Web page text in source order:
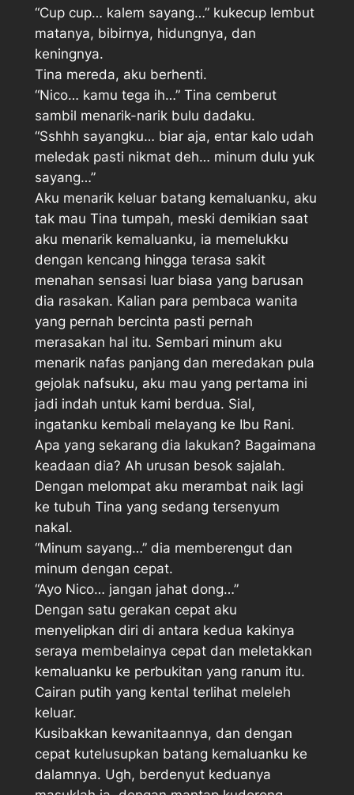
“Cup cup… kalem sayang…” kukecup lembut
matanya, bibirnya, hidungnya, dan
keningnya.
Tina mereda, aku berhenti.
“Nico… kamu tega ih…” Tina cemberut
sambil menarik-narik bulu dadaku.
“Sshhh sayangku… biar aja, entar kalo udah
meledak pasti nikmat deh… minum dulu yuk
sayang…”
Aku menarik keluar batang kemaluanku, aku
tak mau Tina tumpah, meski demikian saat
aku menarik kemaluanku, ia memelukku
dengan kencang hingga terasa sakit
menahan sensasi luar biasa yang barusan
dia rasakan. Kalian para pembaca wanita
yang pernah bercinta pasti pernah
merasakan hal itu. Sembari minum aku
menarik nafas panjang dan meredakan pula
gejolak nafsuku, aku mau yang pertama ini
jadi indah untuk kami berdua. Sial,
ingatanku kembali melayang ke Ibu Rani.
Apa yang sekarang dia lakukan? Bagaimana
keadaan dia? Ah urusan besok sajalah.
Dengan melompat aku merambat naik lagi
ke tubuh Tina yang sedang tersenyum
nakal.
“Minum sayang…” dia memberengut dan
minum dengan cepat.
“Ayo Nico… jangan jahat dong…”
Dengan satu gerakan cepat aku
menyelipkan diri di antara kedua kakinya
seraya membelainya cepat dan meletakkan
kemaluanku ke perbukitan yang ranum itu.
Cairan putih yang kental terlihat meleleh
keluar.
Kusibakkan kewanitaannya, dan dengan
cepat kutelusupkan batang kemaluanku ke
dalamnya. Ugh, berdenyut keduanya